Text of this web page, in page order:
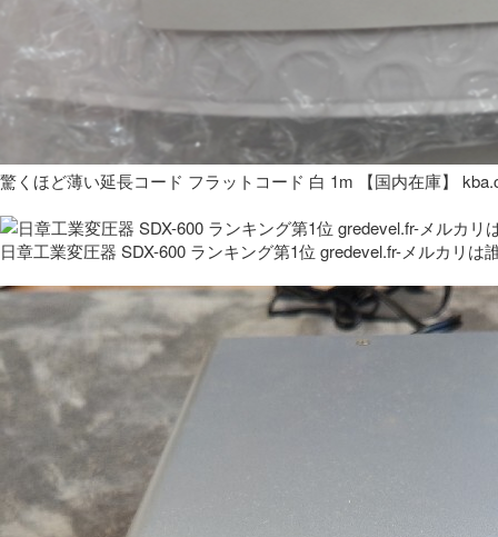
驚くほど薄い延長コード フラットコード 白 1m 【国内在庫】
日章工業変圧器 SDX-600 ランキング第1位 gredevel.fr-メルカリは